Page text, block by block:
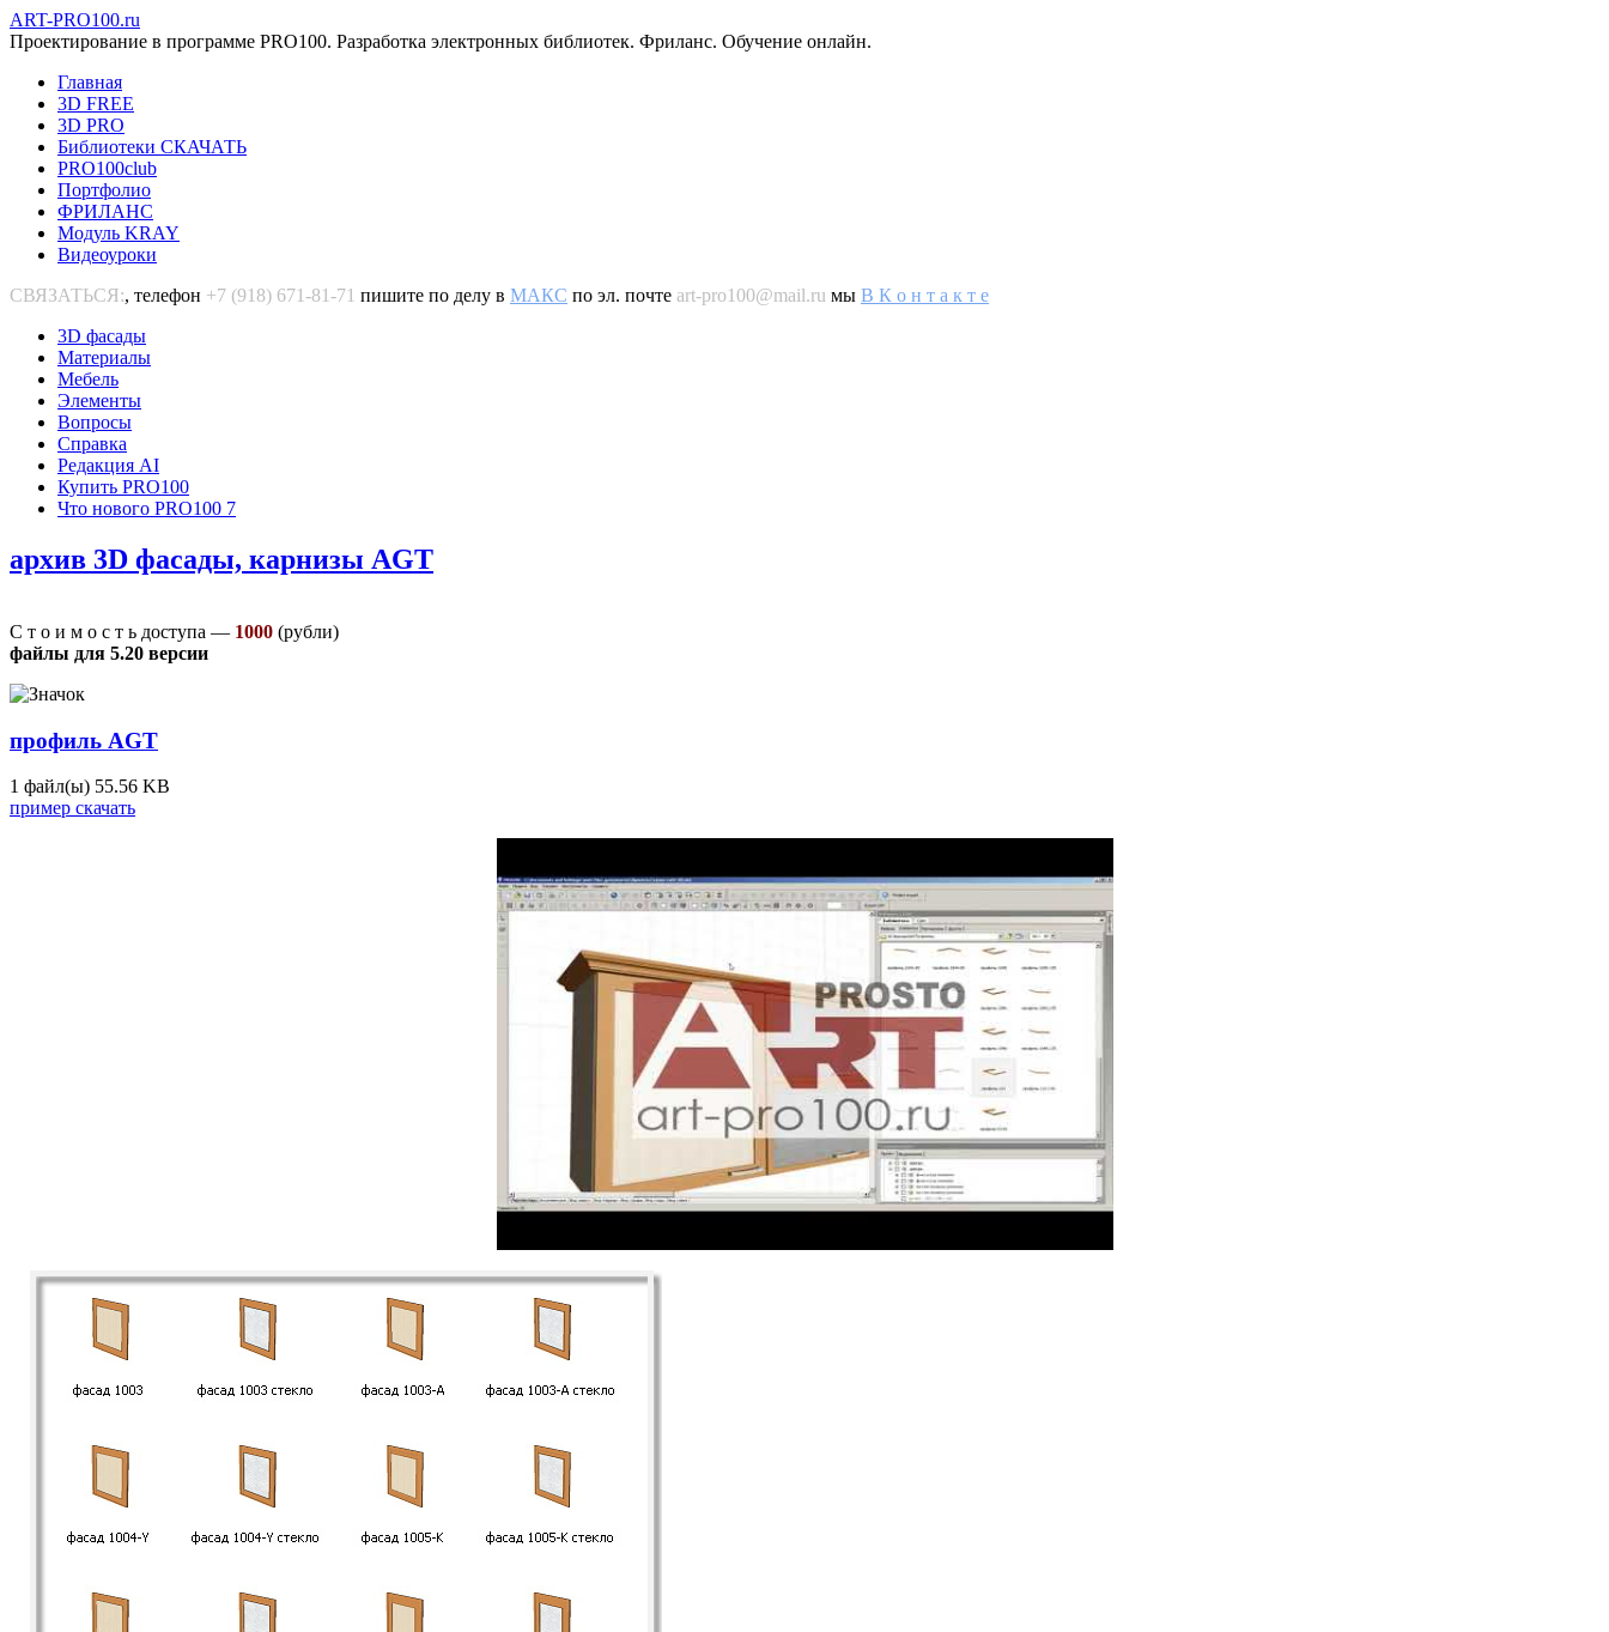
ART-PRO100.ru
Проектирование в программе PRO100. Разработка электронных библиотек. Фриланс. Обучение онлайн.
Главная
3D FREE
3D PRO
Библиотеки СКАЧАТЬ
PRO100club
Портфолио
ФРИЛАНС
Модуль KRAY
Видеоуроки
СВЯЗАТЬСЯ:, телефон +7 (918) 671-81-71 пишите по делу в MAКС по эл. почте art-pro100@mail.ru мы В К о н т а к т е
3D фасады
Материалы
Мебель
Элементы
Вопросы
Справка
Редакция AI
Купить PRO100
Что нового PRO100 7
архив 3D фасады, карнизы AGT
С т о и м о с т ь доступа — 1000 (рубли)
файлы для 5.20 версии
профиль AGT
1 файл(ы) 55.56 KB
пример скачать